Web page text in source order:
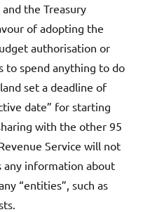
the Treasury
of adopting the
authorisation or
to spend anything to do
set a deadline of
date” for starting
with the other 95
Service will not
any information about
“entities”, such as